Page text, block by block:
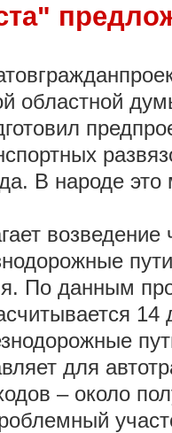
областной
В народе это
возведение
По данным
для
– около